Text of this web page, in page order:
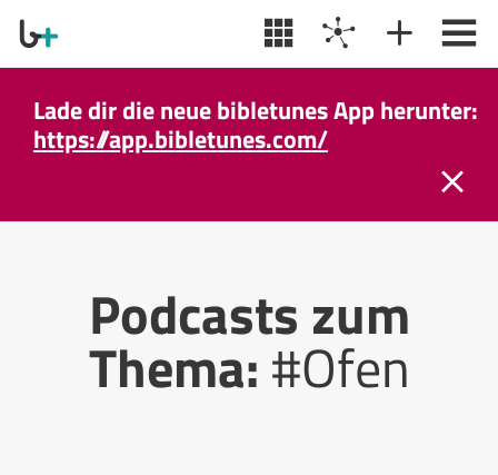
Lade dir die neue bibletunes App herunter:
https://app.bibletunes.com/
Podcasts zum
Thema:#Ofen